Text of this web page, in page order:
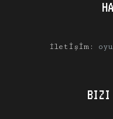
İletişim:
BIZI